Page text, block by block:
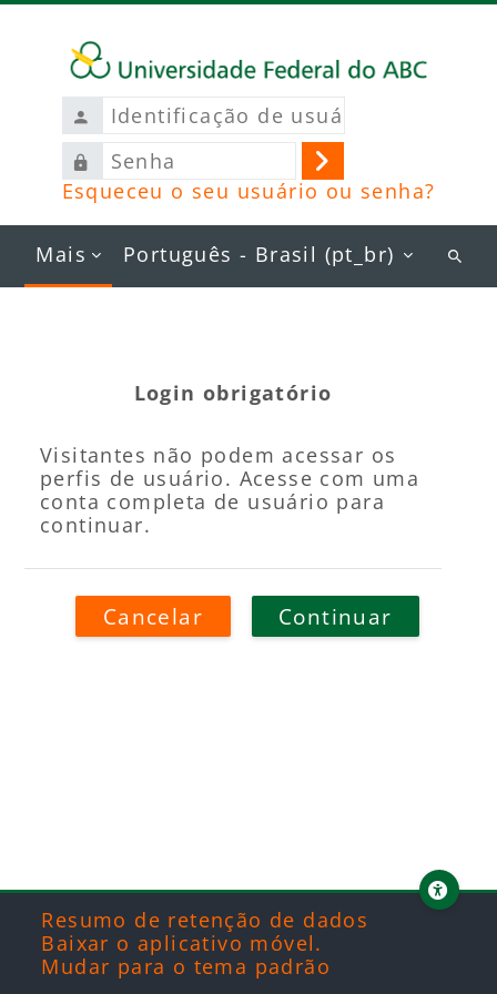
Ir para o conteúdo principal
Identificação
de
usuário
Senha
Acessar
Esqueceu o seu usuário ou senha?
Mais Português - Brasil ‎(pt_br)‎
Login obrigatório
Visitantes não podem acessar os
perfis de usuário. Acesse com uma
conta completa de usuário para
continuar.
Cancelar Continuar
Resumo de retenção de dados
Baixar o aplicativo móvel.
Mudar para o tema padrão